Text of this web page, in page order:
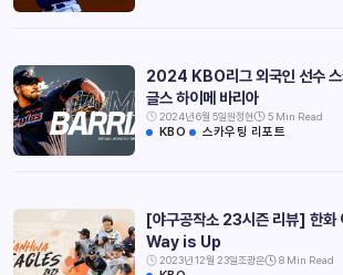
2024 KBO리그 외국인 선수 스
글스 하이메 바리아
2024년 6월 5일원정현 5 Min Read
KBO 스카우팅 리포트
[야구공작소 23시즌 리뷰] 한
Way is Up
2023년 12월 23일조광은 8 Min Read